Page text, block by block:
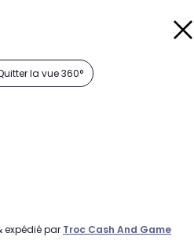
la vue 360°
expédié par Troc Cash And Game